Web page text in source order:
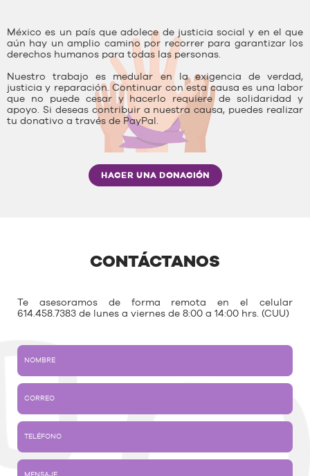
México es un país que adolece de justicia social y en el que
aún hay un amplio camino por recorrer para garantizar los
derechos humanos para todas las personas.
Nuestro trabajo es medular en la exigencia de verdad,
justicia y reparación. Continuar con esta causa es una labor
que no puede cesar y hacerlo requiere de solidaridad y
apoyo. Si deseas contribuir a nuestra causa, puedes realizar
tu donativo a través de PayPal.
HACER UNA DONACIÓN
CONTÁCTANOS
Te asesoramos de forma remota en el celular
614.458.7383 de lunes a viernes de 8:00 a 14:00 hrs. (CUU)